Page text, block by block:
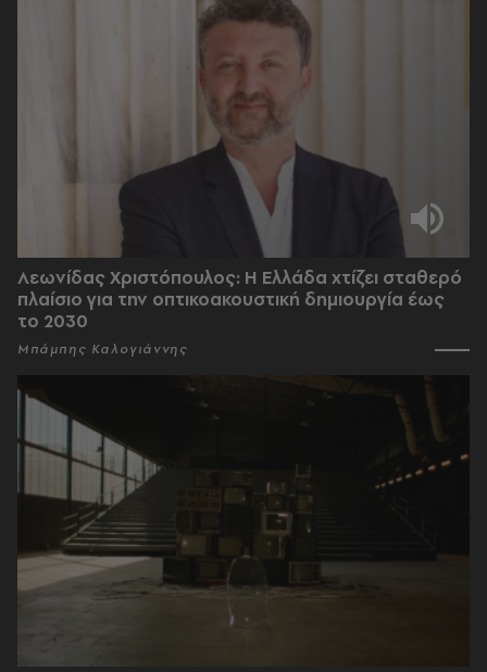
Λεωνίδας Χριστόπουλος: Η Ελλάδα χτίζει σταθερό
πλαίσιο για την οπτικοακουστική δημιουργία έως
το 2030
Μπάμπης Καλογιάννης